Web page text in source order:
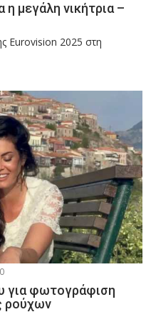
μεγάλη νικήτρια –
Eurovision 2025 στη
0
για φωτογράφιση
ρούχων